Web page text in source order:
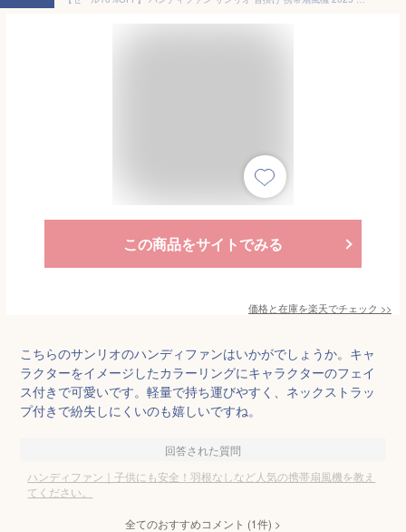
この商品をサイトでみる
価格と在庫を楽天でチェック >>
こちらのサンリオのハンディファンはいかがでしょうか。キャ
ラクターをイメージしたカラーリングにキャラクターのフェイ
ス付きで可愛いです。軽量で持ち運びやすく、ネックストラッ
プ付きで紛失しにくいのも嬉しいですね。
回答された質問
ハンディファン｜子供にも安全！羽根なしなど人気の携帯扇風機を教え
てください。
全てのおすすめコメント (1件) >